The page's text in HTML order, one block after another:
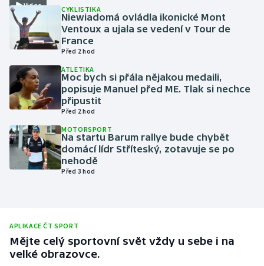
Lyže a snowboard
Moderní pětiboj
Motorsport
Olympijské hry
Parasport
Plavání
Rychlobruslení
Video CYKLISTIKA
Niewiadomá ovládla ikonické Mont
Ventoux a ujala se vedení v Tour de
France
Před 2 hod
ATLETIKA
Moc bych si přála nějakou medaili,
popisuje Manuel před ME. Tlak si nechce
připustit
Před 2 hod
MOTORSPORT
Na startu Barum rallye bude chybět
domácí lídr Stříteský, zotavuje se po
nehodě
Před 3 hod
APLIKACE ČT SPORT
Mějte celý sportovní svět vždy u sebe i na
velké obrazovce.